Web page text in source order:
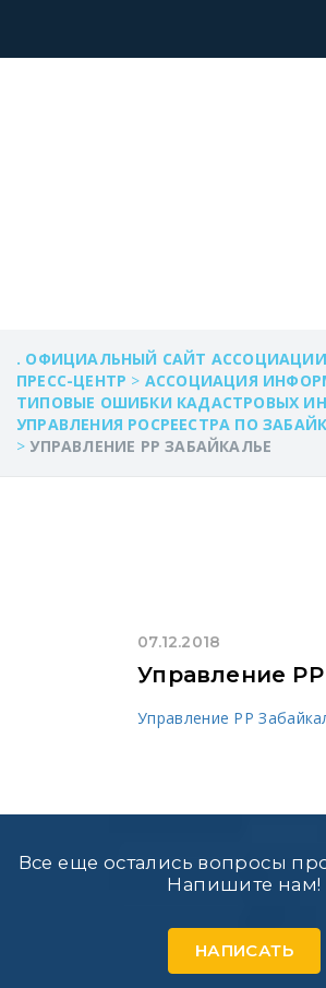
. ОФИЦИАЛЬНЫЙ САЙТ
ПРЕСС-ЦЕНТР > АССОЦИАЦИЯ
ТИПОВЫЕ ОШИБКИ КАДАСТРОВЫХ
УПРАВЛЕНИЯ РОСРЕЕСТРА ПО
> УПРАВЛЕНИЕ РР ЗАБАЙКАЛЬЕ
07.12.2018
Управление
Управление РР
Все еще остались вопросы
Напишите нам!
НАПИСАТЬ